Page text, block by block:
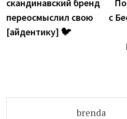
записям
скандинавский бренд
переосмыслил свою
[айдентику] 🐦
с
brenda